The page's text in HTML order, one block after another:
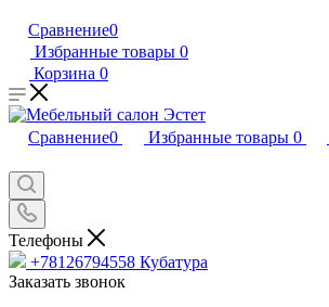
Сравнение0
Избранные товары 0
Корзина 0
Сравнение0 Избранные товары 0
Телефоны
+78126794558 Кубатура
Заказать звонок